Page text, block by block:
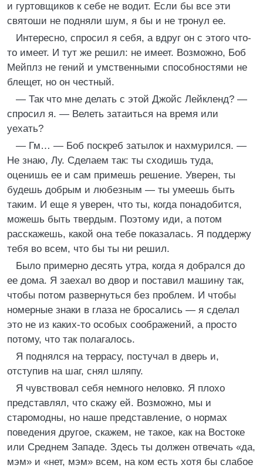
и гуртовщиков к себе не водит. Если бы все эти
святоши не подняли шум, я бы и не тронул ее.
Интересно, спросил я себя, а вдруг он с этого что-
то имеет. И тут же решил: не имеет. Возможно, Боб
Мейплз не гений и умственными способностями не
блещет, но он честный.
— Так что мне делать с этой Джойс Лейкленд? —
спросил я. — Велеть затаиться на время или
уехать?
— Гм… — Боб поскреб затылок и нахмурился. —
Не знаю, Лу. Сделаем так: ты сходишь туда,
оценишь ее и сам примешь решение. Уверен, ты
будешь добрым и любезным — ты умеешь быть
таким. И еще я уверен, что ты, когда понадобится,
можешь быть твердым. Поэтому иди, а потом
расскажешь, какой она тебе показалась. Я поддержу
тебя во всем, что бы ты ни решил.
Было примерно десять утра, когда я добрался до
ее дома. Я заехал во двор и поставил машину так,
чтобы потом развернуться без проблем. И чтобы
номерные знаки в глаза не бросались — я сделал
это не из каких-то особых соображений, а просто
потому, что так полагалось.
Я поднялся на террасу, постучал в дверь и,
отступив на шаг, снял шляпу.
Я чувствовал себя немного неловко. Я плохо
представлял, что скажу ей. Возможно, мы и
старомодны, но наше представление, о нормах
поведения другое, скажем, не такое, как на Востоке
или Среднем Западе. Здесь ты должен отвечать «да,
мэм» и «нет, мэм» всем, на ком есть хотя бы слабое